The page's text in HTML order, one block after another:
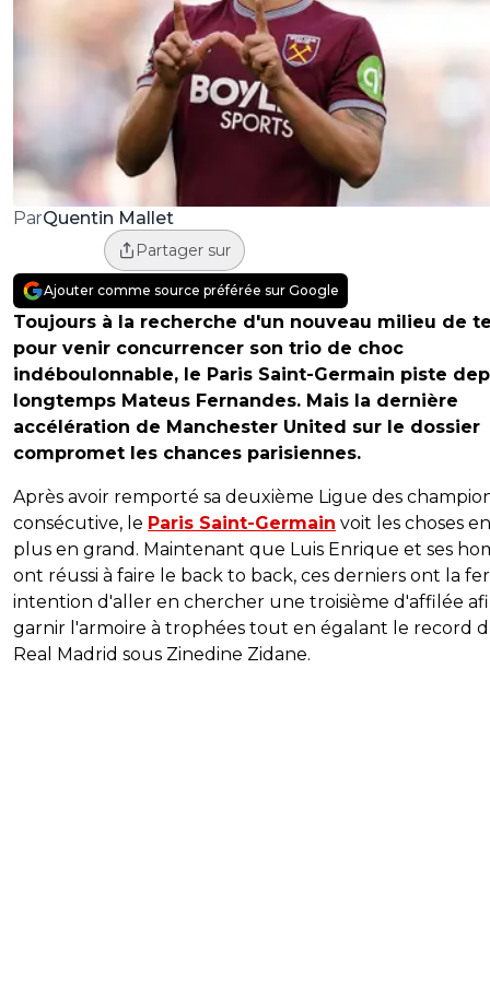
ParQuentin Mallet
Partager sur
Ajouter comme source préférée sur Google
Toujours à la recherche d'un nouveau milieu de
pour venir concurrencer son trio de choc
indéboulonnable, le Paris Saint-Germain piste
longtemps Mateus Fernandes. Mais la dernière
accélération de Manchester United sur le dossier
compromet les chances parisiennes.
Après avoir remporté sa deuxième Ligue des
consécutive, le Paris Saint-Germain voit les choses
plus en grand. Maintenant que Luis Enrique et ses
ont réussi à faire le back to back, ces derniers ont la
intention d'aller en chercher une troisième d'affilée
garnir l'armoire à trophées tout en égalant le record
Real Madrid sous Zinedine Zidane.